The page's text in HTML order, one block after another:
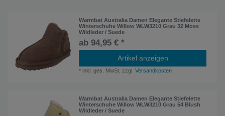
Warmbat Australia Damen Elegante Stiefelette
Winterschuhe Willow WLW3210 Grau 32 Moss
Wildleder / Suede
ab 94,95 € *
Artikel anzeigen
* inkl. ges. MwSt. zzgl.Versandkosten
Warmbat Australia Damen Elegante Stiefelette
Winterschuhe Willow WLW3210 Grau 54 Blush
Wildleder / Suede